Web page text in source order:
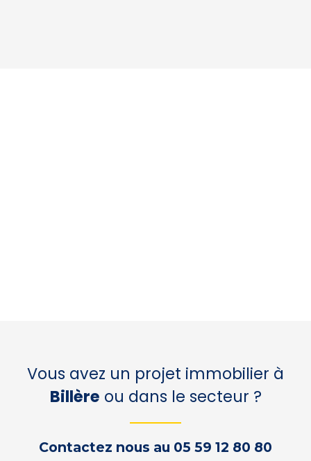
Vous avez un projet immobilier à
Billère ou dans le secteur ?
Contactez nous au 05 59 12 80 80